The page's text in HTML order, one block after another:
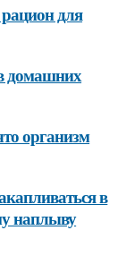
для
домашних
организм
в
наплыву